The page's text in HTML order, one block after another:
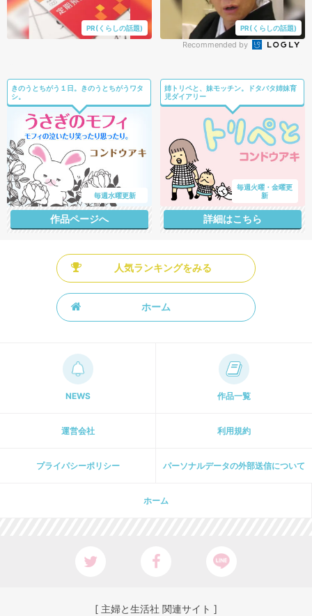
PR(くらしの話題) PR(くらしの話題)
Recommended by
きのうとちがう１日。きのうとちがうワタ
シ。
毎週水曜更新
作品ページへ
姉トリペと、妹モッチン。ドタバタ姉妹育
児ダイアリー
毎週火曜・金曜更
新
詳細はこちら
人気ランキングをみる
ホーム
NEWS 作品一覧
運営会社 利用規約
プライパシーポリシー パーソナルデータの外部送信について
ホーム
[ 主婦と生活社 関連サイト ]